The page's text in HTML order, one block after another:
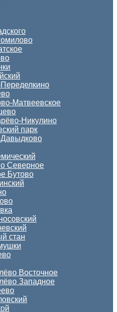
Матвеевское
Никулино
парк
Северное
Бутово
стан
Восточное
Западное